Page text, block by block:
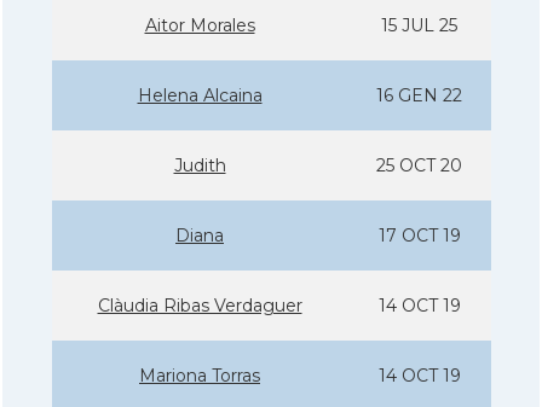
Aitor Morales 15 JUL 25
Helena Alcaina 16 GEN 22
Judith 25 OCT 20
Diana 17 OCT 19
Clàudia Ribas Verdaguer 14 OCT 19
Mariona Torras 14 OCT 19